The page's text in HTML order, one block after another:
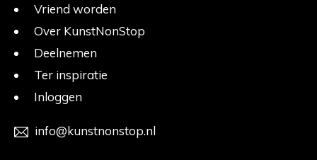
Vriend worden
Over KunstNonStop
Deelnemen
Ter inspiratie
Inloggen
info@kunstnonstop.nl